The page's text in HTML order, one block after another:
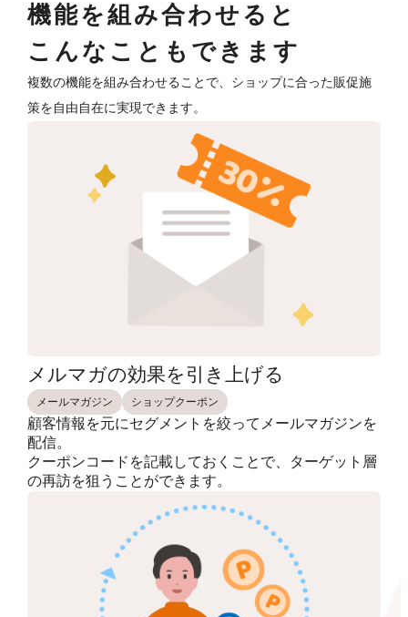
機能を組み合わせると
こんなこともできます
複数の機能を組み合わせることで、ショップに合った販促施
策を自由自在に実現できます。
メルマガの効果を引き上げる
メールマガジン ショップクーポン
顧客情報を元にセグメントを絞ってメールマガジンを
配信。
クーポンコードを記載しておくことで、ターゲット層
の再訪を狙うことができます。